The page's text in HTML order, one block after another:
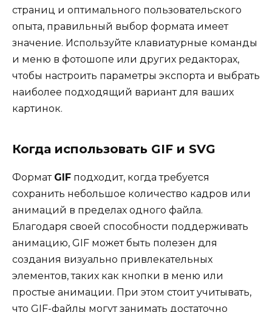
страниц и оптимального пользовательского
опыта, правильный выбор формата имеет
значение. Используйте клавиатурные команды
и меню в фотошопе или других редакторах,
чтобы настроить параметры экспорта и выбрать
наиболее подходящий вариант для ваших
картинок.
Когда использовать GIF и SVG
Формат GIF подходит, когда требуется
сохранить небольшое количество кадров или
анимаций в пределах одного файла.
Благодаря своей способности поддерживать
анимацию, GIF может быть полезен для
создания визуально привлекательных
элементов, таких как кнопки в меню или
простые анимации. При этом стоит учитывать,
что GIF-файлы могут занимать достаточно